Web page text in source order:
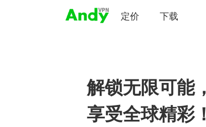
定价 下载
解锁无限可能，
享受全球精彩！